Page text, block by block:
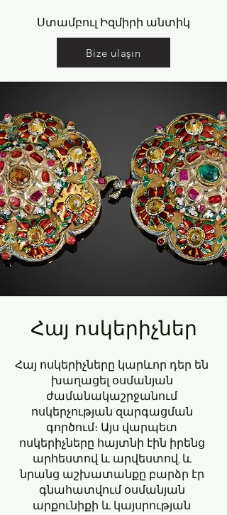
Ստամբուլ Իզմիրի անտիկ
Bize ulaşın
Հայ ոսկերիչներ
Հայ ոսկերիչները կարևոր դեր են
խաղացել օսմանյան
ժամանակաշրջանում
ոսկերչության զարգացման
գործում։ Այս վարպետ
ոսկերիչները հայտնի էին իրենց
արհեստով և արվեստով, և
նրանց աշխատանքը բարձր էր
գնահատվում օսմանյան
արքունիքի և կայսրության